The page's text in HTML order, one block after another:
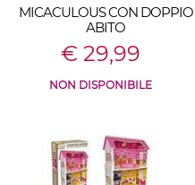
MICACULOUS CON DOPPIO
ABITO
€ 29,99
NON DISPONIBILE